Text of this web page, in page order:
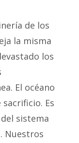
de los
la misma
los
El océano
Es
sistema
Nuestros